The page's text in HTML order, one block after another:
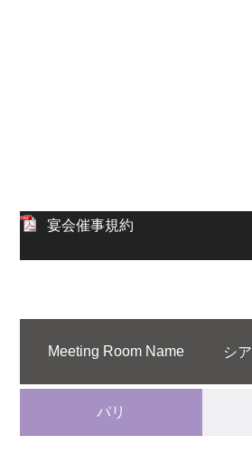
宴会催事規約
Meeting Room Name
パリ